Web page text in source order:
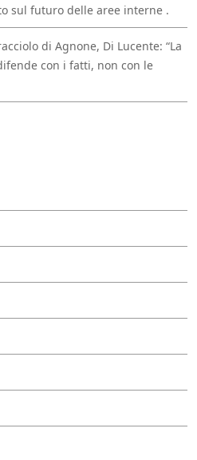
sul futuro delle aree interne .
di Agnone, Di Lucente: “La
con i fatti, non con le